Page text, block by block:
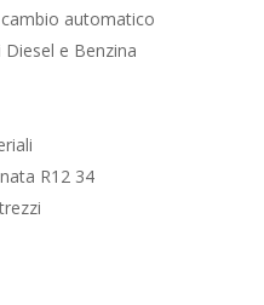
automatico
e Benzina
R12 34